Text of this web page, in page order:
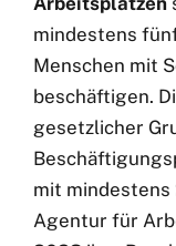
mindestens
Menschen mit
beschäftigen.
gesetzlicher
mit mindestens
Agentur für